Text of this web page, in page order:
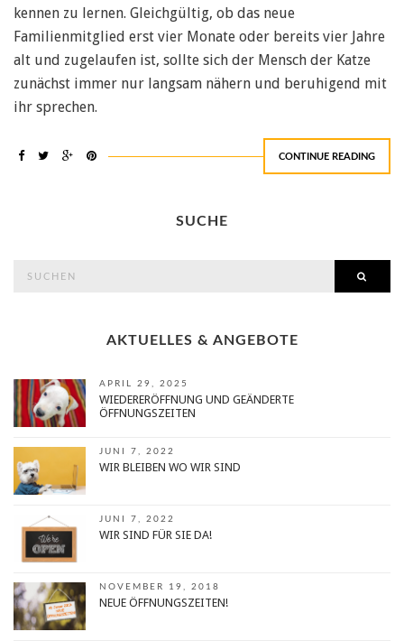
kennen zu lernen. Gleichgültig, ob das neue
Familienmitglied erst vier Monate oder bereits vier Jahre
alt und zugelaufen ist, sollte sich der Mensch der Katze
zunächst immer nur langsam nähern und beruhigend mit
ihr sprechen.
CONTINUE READING
SUCHE
AKTUELLES & ANGEBOTE
APRIL 29, 2025
WIEDERERÖFFNUNG UND GEÄNDERTE
ÖFFNUNGSZEITEN
JUNI 7, 2022
WIR BLEIBEN WO WIR SIND
JUNI 7, 2022
WIR SIND FÜR SIE DA!
NOVEMBER 19, 2018
NEUE ÖFFNUNGSZEITEN!